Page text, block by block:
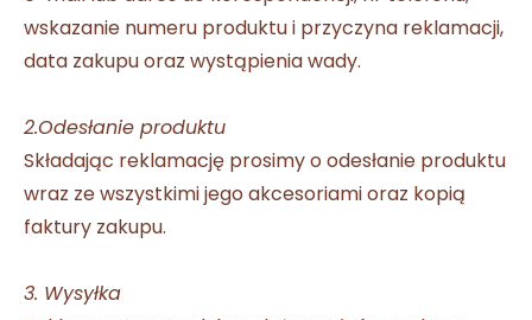
wskazanie numeru produktu i przyczyna reklamacji,
data zakupu oraz wystąpienia wady.
2.Odesłanie produktu
Składając reklamację prosimy o odesłanie produktu
wraz ze wszystkimi jego akcesoriami oraz kopią
faktury zakupu.
3. Wysyłka